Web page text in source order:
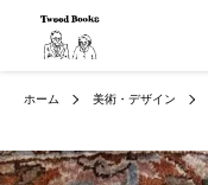
ホーム 美術・デザイン